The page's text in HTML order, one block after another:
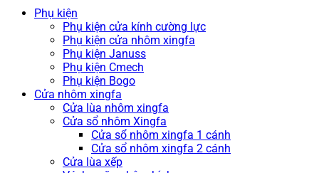
Phụ kiện
Phụ kiện cửa kính cường lực
Phụ kiện cửa nhôm xingfa
Phụ kiện Januss
Phụ kiện Cmech
Phụ kiện Bogo
Cửa nhôm xingfa
Cửa lùa nhôm xingfa
Cửa sổ nhôm Xingfa
Cửa sổ nhôm xingfa 1 cánh
Cửa sổ nhôm xingfa 2 cánh
Cửa lùa xếp